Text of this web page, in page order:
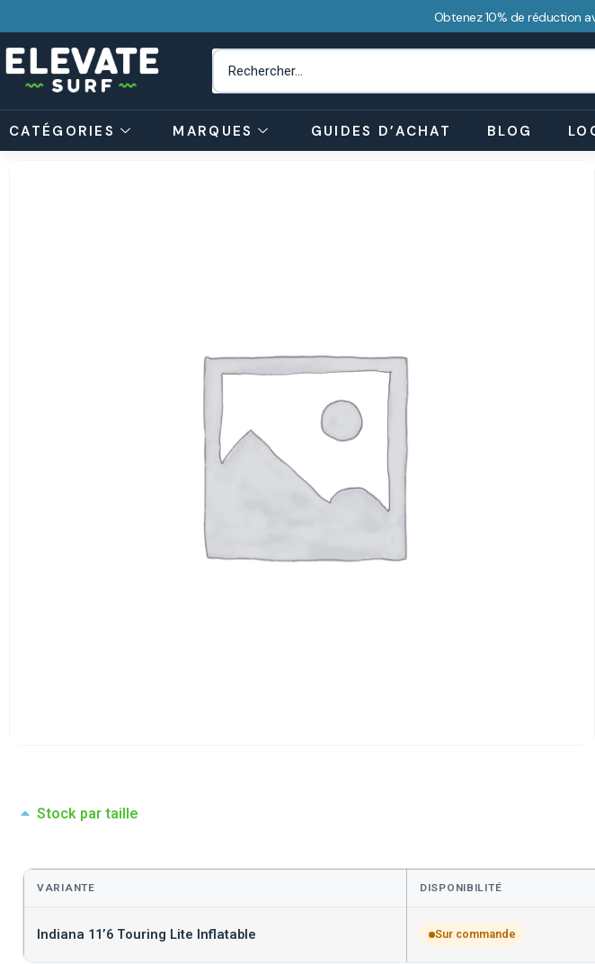
Obtenez 10% de réduction
CATÉGORIES MARQUES GUIDES D’ACHAT BLOG
Stock par taille
VARIANTE DISPONIBILITÉ
Indiana 11’6 Touring Lite Inflatable Sur commande